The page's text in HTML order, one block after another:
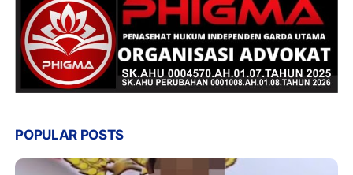
POPULAR POSTS